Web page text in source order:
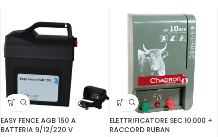
EASY FENCE AGB 150 A
BATTERIA 9/12/220 V
ELETTRIFICATORE SEC 10.000 +
RACCORD RUBAN